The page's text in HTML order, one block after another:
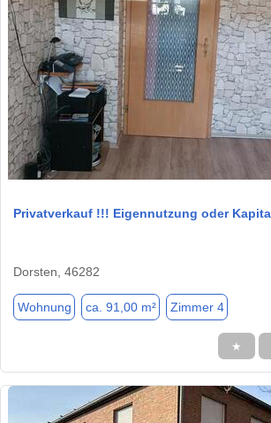
Privatverkauf !!! Eigennutzung oder
Dorsten, 46282
Wohnung ca. 91,00 m² Zimmer 4
★